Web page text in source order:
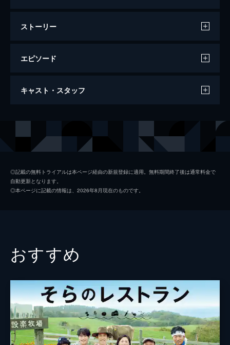
ストーリー
エピソード
川っぺりムコリッタ
キャスト・スタッフ
島田幸三 ムロツヨシ
松島羽那
柄本佑
田中美佐子
薬師丸ひろ子
◎記載の無料トライアルは本ページ経由の新規登録に適用。無料期間終了後は通常料金で
自動更新となります。
◎本ページに記載の情報は、2026年8月現在のものです。
おすすめ